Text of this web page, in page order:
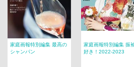
家庭画報特別編集 最高の
シャンパン
家庭画報特別編集 振
好き！2022-2023